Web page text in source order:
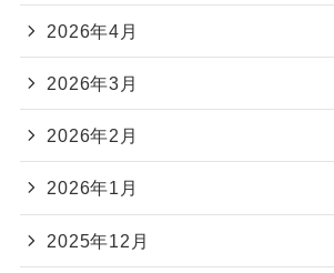
2026年4月
2026年3月
2026年2月
2026年1月
2025年12月